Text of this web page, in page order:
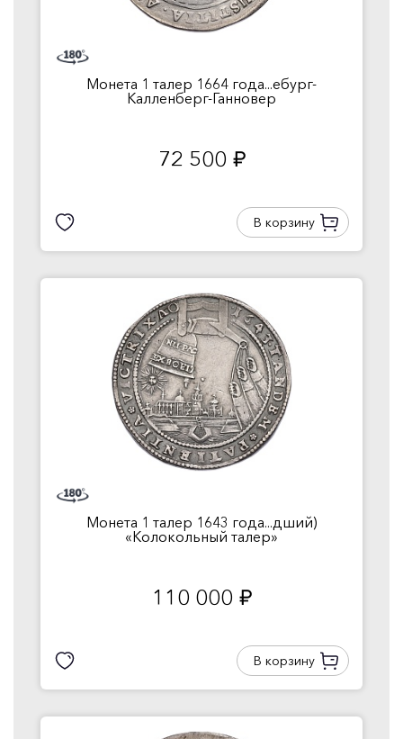
Монета 1 талер 1664 года...ебург-
Калленберг-Ганновер
72 500 руб.
В корзину
Монета 1 талер 1643 года...дший)
«Колокольный талер»
110 000 руб.
В корзину